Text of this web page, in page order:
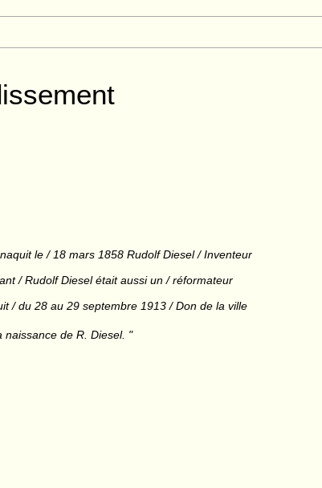
le / 18 mars 1858 Rudolf Diesel / Inventeur
/ Rudolf Diesel était aussi un / réformateur
/ du 28 au 29 septembre 1913 / Don de la ville
naissance de R. Diesel. "